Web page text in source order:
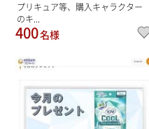
プリキュア等、購入キャラクター
のキ...
400名様